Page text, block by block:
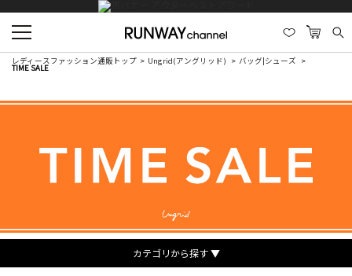
レディースファッション通販トップ Ungrid(アングリッド) バッグ|シューズ
TIME SALE
カテゴリから探す ▼